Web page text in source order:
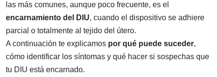
las más comunes, aunque poco frecuente, es el
encarnamiento del DIU, cuando el dispositivo se adhiere
parcial o totalmente al tejido del útero.
A continuación te explicamos por qué puede suceder,
cómo identificar los síntomas y qué hacer si sospechas que
tu DIU está encarnado.